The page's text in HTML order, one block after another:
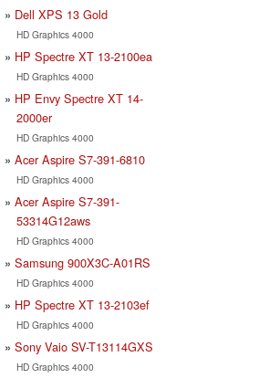
Dell XPS 13 Gold
HD Graphics 4000
HP Spectre XT 13-2100ea
HD Graphics 4000
HP Envy Spectre XT 14-
2000er
HD Graphics 4000
Acer Aspire S7-391-6810
HD Graphics 4000
Acer Aspire S7-391-
53314G12aws
HD Graphics 4000
Samsung 900X3C-A01RS
HD Graphics 4000
HP Spectre XT 13-2103ef
HD Graphics 4000
Sony Vaio SV-T13114GXS
HD Graphics 4000